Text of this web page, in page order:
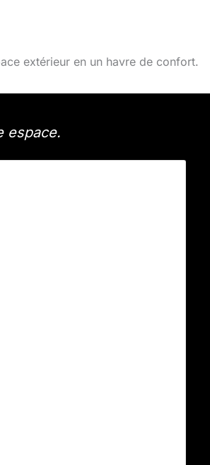
extérieur en un havre de confort.
espace.